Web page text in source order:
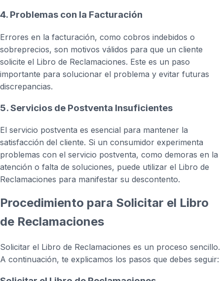
4. Problemas con la Facturación
Errores en la facturación, como cobros indebidos o
sobreprecios, son motivos válidos para que un cliente
solicite el Libro de Reclamaciones. Este es un paso
importante para solucionar el problema y evitar futuras
discrepancias.
5. Servicios de Postventa Insuficientes
El servicio postventa es esencial para mantener la
satisfacción del cliente. Si un consumidor experimenta
problemas con el servicio postventa, como demoras en la
atención o falta de soluciones, puede utilizar el Libro de
Reclamaciones para manifestar su descontento.
Procedimiento para Solicitar el Libro
de Reclamaciones
Solicitar el Libro de Reclamaciones es un proceso sencillo.
A continuación, te explicamos los pasos que debes seguir: